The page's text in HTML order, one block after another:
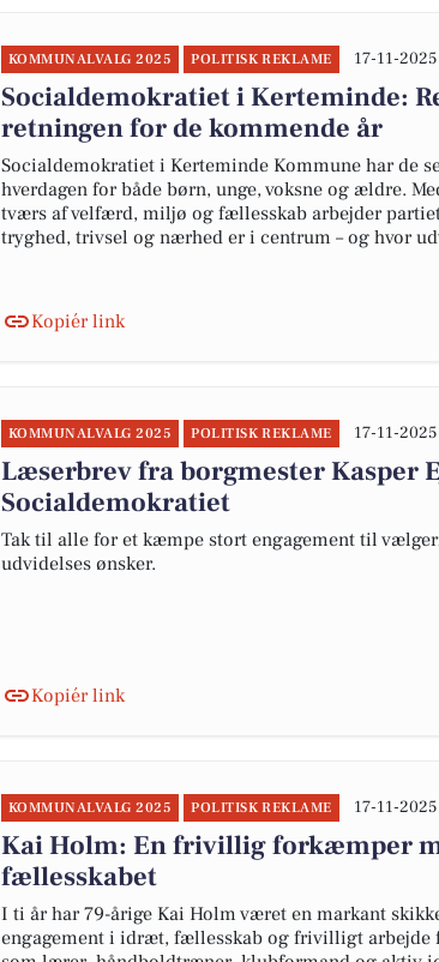
KOMMUNALVALG 2025 POLITISK REKLAME 17-11-
Socialdemokratiet i Kerteminde:
retningen for de kommende år
Socialdemokratiet i Kerteminde Kommune har de
hverdagen for både børn, unge, voksne og ældre.
tværs af velfærd, miljø og fællesskab arbejder
tryghed, trivsel og nærhed er i centrum – og hvor
Kopiér link
KOMMUNALVALG 2025 POLITISK REKLAME 17-11-
Læserbrev fra borgmester Kasper
Socialdemokratiet
Tak til alle for et kæmpe stort engagement til
udvidelses ønsker.
Kopiér link
KOMMUNALVALG 2025 POLITISK REKLAME 17-11-
Kai Holm: En frivillig forkæmper
fællesskabet
I ti år har 79-årige Kai Holm været en markant
engagement i idræt, fællesskab og frivilligt arbejde